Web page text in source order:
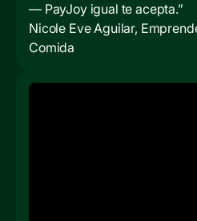
— PayJoy igual te acepta.”
Nicole Eve Aguilar,
Comida